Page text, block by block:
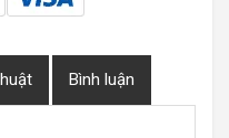
Bình luận